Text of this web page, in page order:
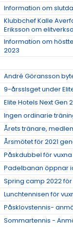
Information om
Klubbchef Kalle
Eriksson om
Information om
2023
André Göransson
9-årsslsget under
Elite Hotels Next Gen
Ingen ordinarie
Årets tränare,
Årsmötet för 2021
Påskdubbel för
Padelbanan öppnar
Spring camp 2022
Lunchtennisen för
Påsklovstennis-
Sommartennis -